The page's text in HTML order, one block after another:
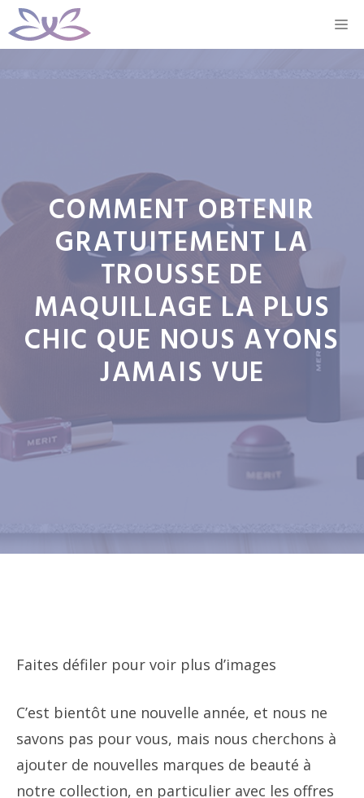
Aller
au
COMMENT OBTENIR
GRATUITEMENT LA
TROUSSE DE
MAQUILLAGE LA PLUS
CHIC QUE NOUS AYONS
JAMAIS VUE
Faites défiler pour voir plus d’images
C’est bientôt une nouvelle année, et nous ne
savons pas pour vous, mais nous cherchons à
ajouter de nouvelles marques de beauté à
notre collection, en particulier avec les offres